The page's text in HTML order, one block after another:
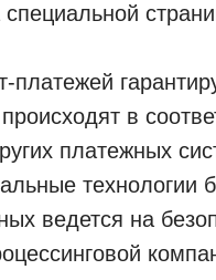
платежей
в
платежных
технологии
ведется на